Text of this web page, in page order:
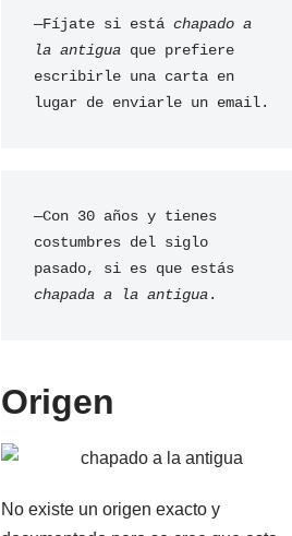
—Fíjate si está chapado a
la antigua que prefiere
escribirle una carta en
lugar de enviarle un email.
—Con 30 años y tienes
costumbres del siglo
pasado, si es que estás
chapada a la antigua.
Origen
No existe un origen exacto y